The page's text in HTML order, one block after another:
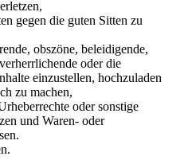
gegen die guten Sitten zu
obszöne, beleidigende,
oder die
einzustellen, hochzuladen
zu machen,
oder sonstige
und Waren- oder